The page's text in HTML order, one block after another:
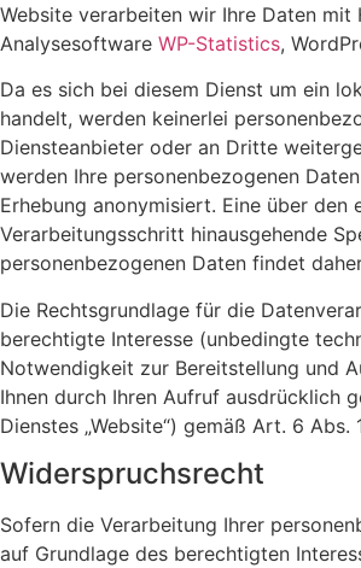
Website verarbeiten wir Ihre Daten mit
Analysesoftware WP-Statistics,
Da es sich bei diesem Dienst um ein
handelt, werden keinerlei
Diensteanbieter oder an Dritte
werden Ihre personenbezogenen
Erhebung anonymisiert. Eine über den
Verarbeitungsschritt hinausgehende
personenbezogenen Daten findet
Die Rechtsgrundlage für die
berechtigte Interesse (unbedingte
Notwendigkeit zur Bereitstellung und
Ihnen durch Ihren Aufruf ausdrücklich
Dienstes „Website“) gemäß Art. 6 Abs.
Widerspruchsrecht
Sofern die Verarbeitung Ihrer
auf Grundlage des berechtigten